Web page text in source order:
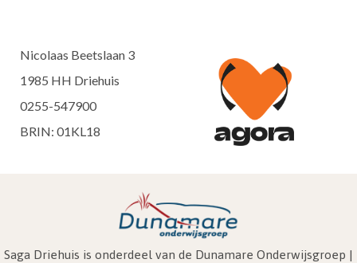
Nicolaas Beetslaan 3
1985 HH Driehuis
0255-547900
BRIN: 01KL18
Saga Driehuis is onderdeel van de Dunamare Onderwijsgroep |